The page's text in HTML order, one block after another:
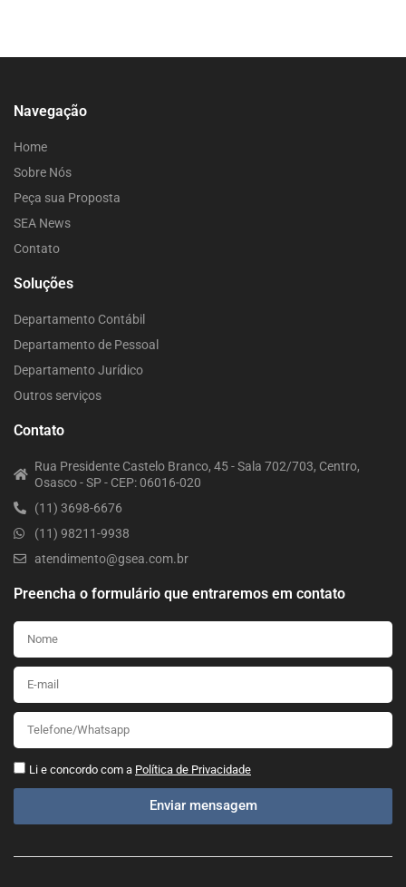
Navegação
Home
Sobre Nós
Peça sua Proposta
SEA News
Contato
Soluções
Departamento Contábil
Departamento de Pessoal
Departamento Jurídico
Outros serviços
Contato
Rua Presidente Castelo Branco, 45 - Sala 702/703, Centro,
Osasco - SP - CEP: 06016-020
(11) 3698-6676
(11) 98211-9938
atendimento@gsea.com.br
Preencha o formulário que entraremos em contato
Li e concordo com a Política de Privacidade
Enviar mensagem